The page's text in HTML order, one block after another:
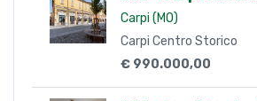
Consenso al trattamento dei dati
INVIA